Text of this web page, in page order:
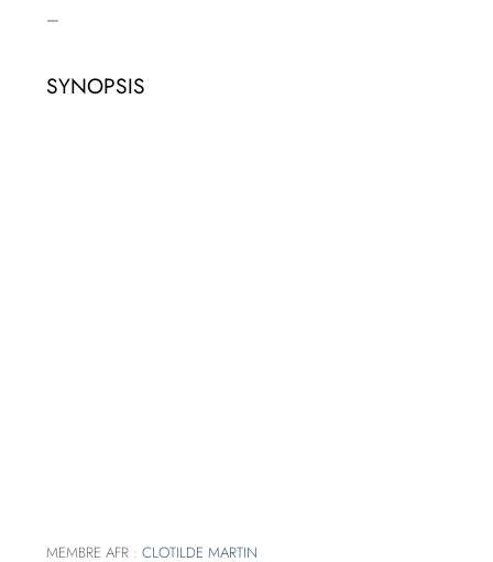
–
SYNOPSIS
MEMBRE AFR :CLOTILDE MARTIN